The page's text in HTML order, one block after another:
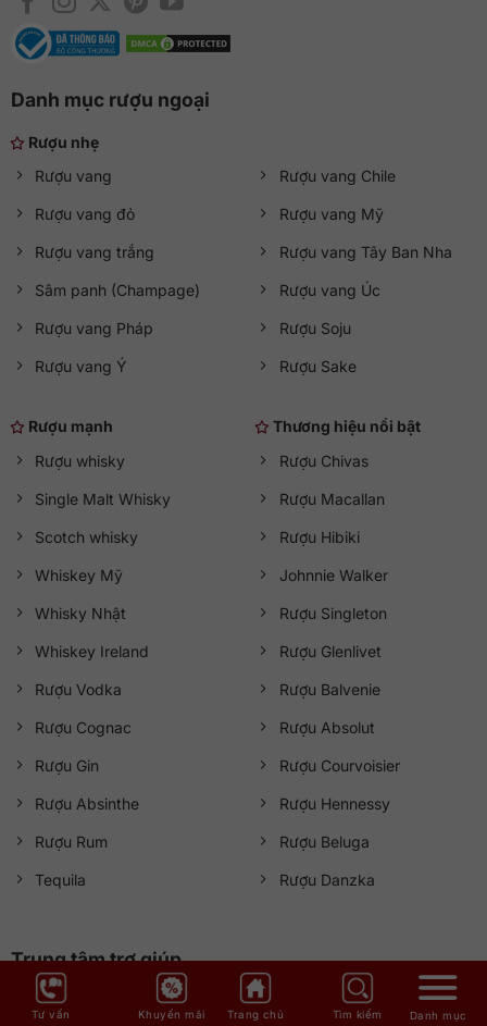
Danh mục rượu ngoại
Rượu nhẹ
Rượu vang
Rượu vang đỏ
Rượu vang trắng
Sâm panh (Champage)
Rượu vang Pháp
Rượu vang Ý
Rượu vang Chile
Rượu vang Mỹ
Rượu vang Tây Ban Nha
Rượu vang Úc
Rượu Soju
Rượu Sake
Rượu mạnh
Rượu whisky
Single Malt Whisky
Scotch whisky
Whiskey Mỹ
Whisky Nhật
Whiskey Ireland
Rượu Vodka
Rượu Cognac
Rượu Gin
Rượu Absinthe
Rượu Rum
Tequila
Thương hiệu nổi bật
Rượu Chivas
Rượu Macallan
Rượu Hibiki
Johnnie Walker
Rượu Singleton
Rượu Glenlivet
Rượu Balvenie
Rượu Absolut
Rượu Courvoisier
Rượu Hennessy
Rượu Beluga
Rượu Danzka
Trung tâm trợ giúp
Hỗ trợ mua hàng
Tìm hiểu về rượu
Tư vấn Khuyến mãi Trang chủ Tìm kiếm Danh mục